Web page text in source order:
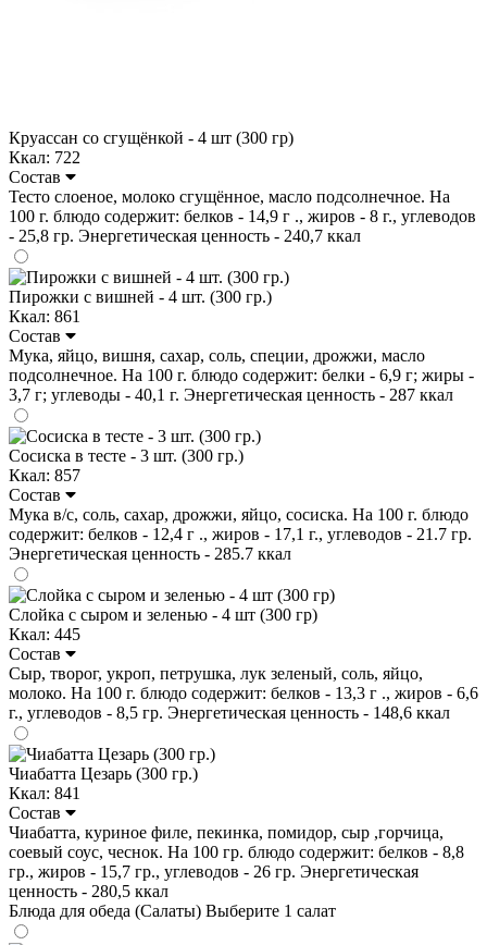
Круассан со сгущёнкой - 4 шт (300 гр)
Ккал: 722
Состав
Тесто слоеное, молоко сгущённое, масло подсолнечное. На
100 г. блюдо содержит: белков - 14,9 г ., жиров - 8 г., углеводов
- 25,8 гр. Энергетическая ценность - 240,7 ккал
Пирожки с вишней - 4 шт. (300 гр.)
Ккал: 861
Состав
Мука, яйцо, вишня, сахар, соль, специи, дрожжи, масло
подсолнечное. На 100 г. блюдо содержит: белки - 6,9 г; жиры -
3,7 г; углеводы - 40,1 г. Энергетическая ценность - 287 ккал
Сосиска в тесте - 3 шт. (300 гр.)
Ккал: 857
Состав
Мука в/с, соль, сахар, дрожжи, яйцо, сосиска. На 100 г. блюдо
содержит: белков - 12,4 г ., жиров - 17,1 г., углеводов - 21.7 гр.
Энергетическая ценность - 285.7 ккал
Слойка с сыром и зеленью - 4 шт (300 гр)
Ккал: 445
Состав
Сыр, творог, укроп, петрушка, лук зеленый, соль, яйцо,
молоко. На 100 г. блюдо содержит: белков - 13,3 г ., жиров - 6,6
г., углеводов - 8,5 гр. Энергетическая ценность - 148,6 ккал
Чиабатта Цезарь (300 гр.)
Ккал: 841
Состав
Чиабатта, куриное филе, пекинка, помидор, сыр ,горчица,
соевый соус, чеснок. На 100 гр. блюдо содержит: белков - 8,8
гр., жиров - 15,7 гр., углеводов - 26 гр. Энергетическая
ценность - 280,5 ккал
Блюда для обеда (Салаты) Выберите 1 салат